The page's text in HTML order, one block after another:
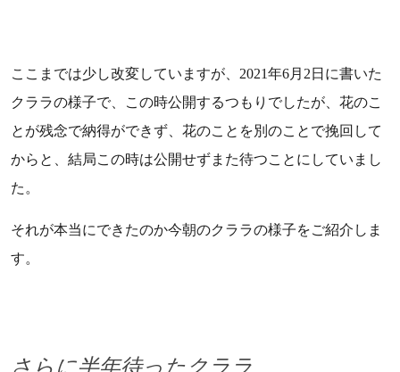
ここまでは少し改変していますが、2021年6月2日に書いた
クララの様子で、この時公開するつもりでしたが、花のこ
とが残念で納得ができず、花のことを別のことで挽回して
からと、結局この時は公開せずまた待つことにしていまし
た。
それが本当にできたのか今朝のクララの様子をご紹介しま
す。
さらに半年待ったクララ